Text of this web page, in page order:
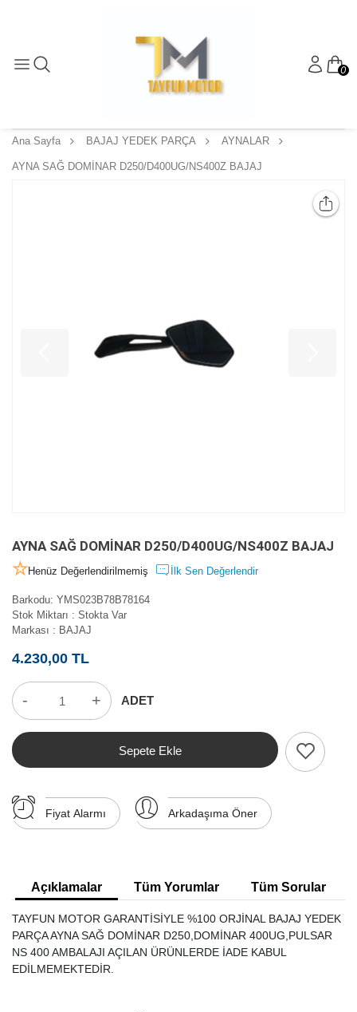
0
Ana Sayfa BAJAJ YEDEK PARÇA AYNALAR
AYNA SAĞ DOMİNAR D250/D400UG/NS400Z BAJAJ
AYNA SAĞ DOMİNAR D250/D400UG/NS400Z BAJAJ
Henüz Değerlendirilmemiş İlk Sen Değerlendir
Barkodu: YMS023B78B78164
Stok Miktarı : Stokta Var
Markası : BAJAJ
4.230,00 TL
- + ADET
Sepete Ekle
Fiyat Alarmı Arkadaşıma Öner
Açıklamalar Tüm Yorumlar Tüm Sorular
TAYFUN MOTOR GARANTİSİYLE %100 ORJİNAL BAJAJ YEDEK
PARÇA AYNA SAĞ DOMİNAR D250,DOMİNAR 400UG,PULSAR
NS 400 AMBALAJI AÇILAN ÜRÜNLERDE İADE KABUL
EDİLMEMEKTEDİR.